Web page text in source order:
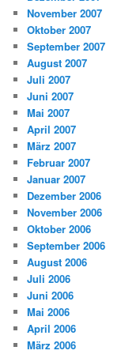
November 2007
Oktober 2007
September 2007
August 2007
Juli 2007
Juni 2007
Mai 2007
April 2007
März 2007
Februar 2007
Januar 2007
Dezember 2006
November 2006
Oktober 2006
September 2006
August 2006
Juli 2006
Juni 2006
Mai 2006
April 2006
März 2006